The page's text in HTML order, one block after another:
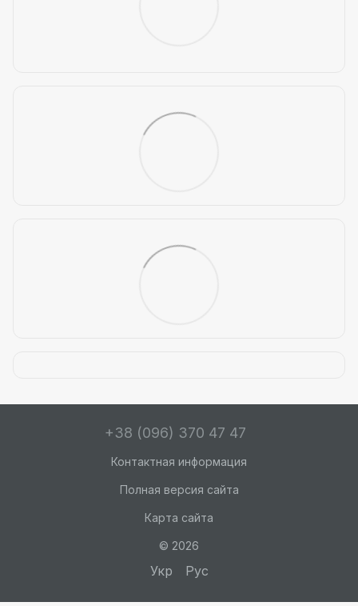
+38 (096) 370 47 47
Контактная информация
Полная версия сайта
Карта сайта
© 2026
Укр Рус